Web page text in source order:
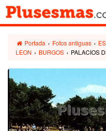
Portada › Fotos antiguas ›
LEON › BURGOS › PALACIOS